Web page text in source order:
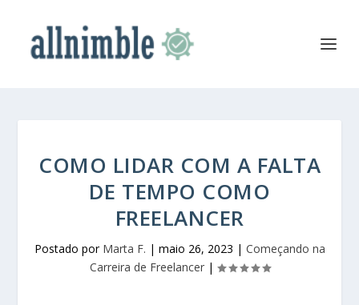
COMO LIDAR COM A FALTA
DE TEMPO COMO
FREELANCER
Postado por Marta F. | maio 26, 2023 | Começando na
Carreira de Freelancer|